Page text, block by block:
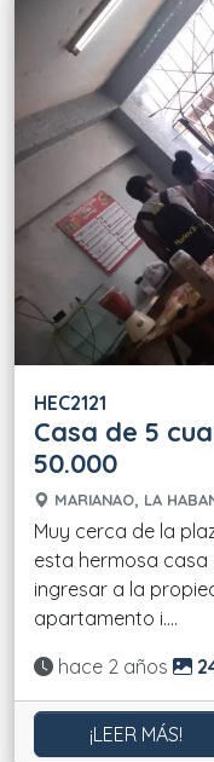
HEC2121
Casa de 5
50.000
MARIANAO, LA
Muy cerca de la
esta hermosa casa
ingresar a la
apartamento i....
Actualizado:
hace 2 años
¡LEER MÁS!